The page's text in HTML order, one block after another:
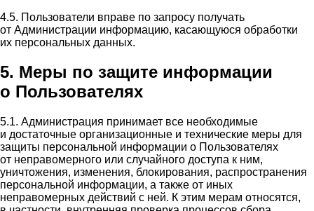
4.5. Пользователи вправе по запросу получать
от Администрации информацию, касающуюся обработки
их персональных данных.
5. Меры по защите информации
о Пользователях
5.1. Администрация принимает все необходимые
и достаточные организационные и технические меры для
защиты персональной информации о Пользователях
от неправомерного или случайного доступа к ним,
уничтожения, изменения, блокирования, распространения
персональной информации, а также от иных
неправомерных действий с ней. К этим мерам относятся,